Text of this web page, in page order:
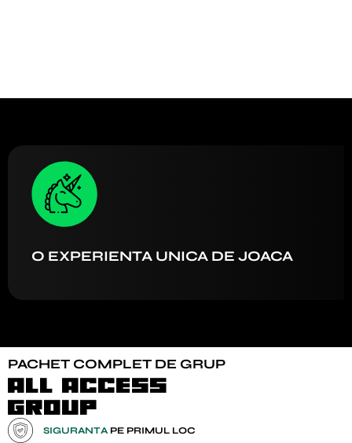
O EXPERIENTA UNICA DE JOACA
PACHET COMPLET DE GRUP
All Access
Group
SIGURANTA PE PRIMUL LOC